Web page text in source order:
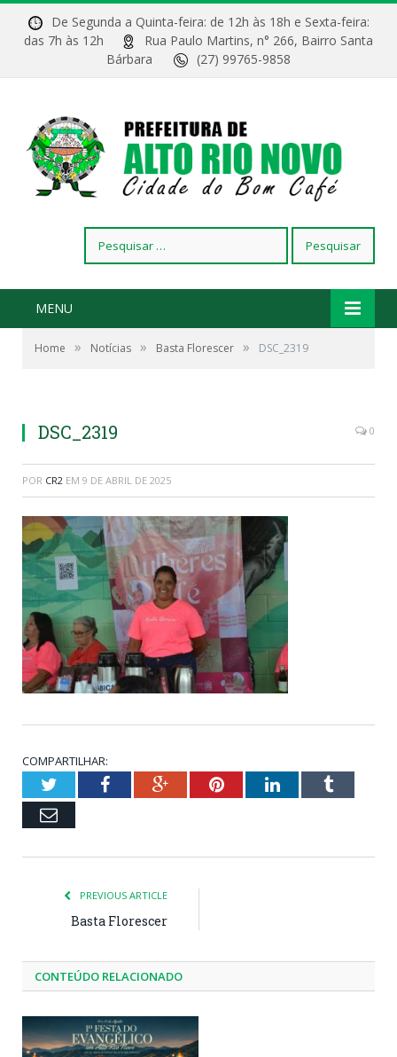
De Segunda a Quinta-feira: de 12h às 18h e Sexta-feira:
das 7h às 12h
Rua Paulo Martins, n° 266, Bairro Santa
Bárbara
(27) 99765-9858
por:
MENU
Home » Notícias » Basta Florescer » DSC_2319
DSC_2319 0
POR CR2 EM 9 DE ABRIL DE 2025
COMPARTILHAR:
TwitterFacebookGoogle+PinterestLinkedInTumblr
Email
PREVIOUS ARTICLE
Basta Florescer
CONTEÚDO RELACIONADO